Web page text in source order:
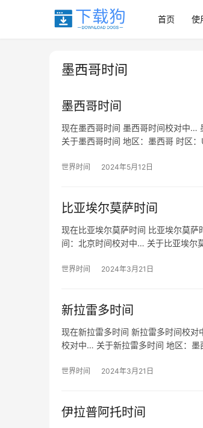
首页 使
墨西哥时间
墨西哥时间
现在墨西哥时间 墨西哥时间校对中…
关于墨西哥时间 地区：墨西哥 时区
世界时间 2024年5月12日
比亚埃尔莫萨时间
现在比亚埃尔莫萨时间 比亚埃尔莫
间：北京时间校对中… 关于比亚埃尔
世界时间 2024年3月21日
新拉雷多时间
现在新拉雷多时间 新拉雷多时间校
校对中… 关于新拉雷多时间 地区：
世界时间 2024年3月21日
伊拉普阿托时间